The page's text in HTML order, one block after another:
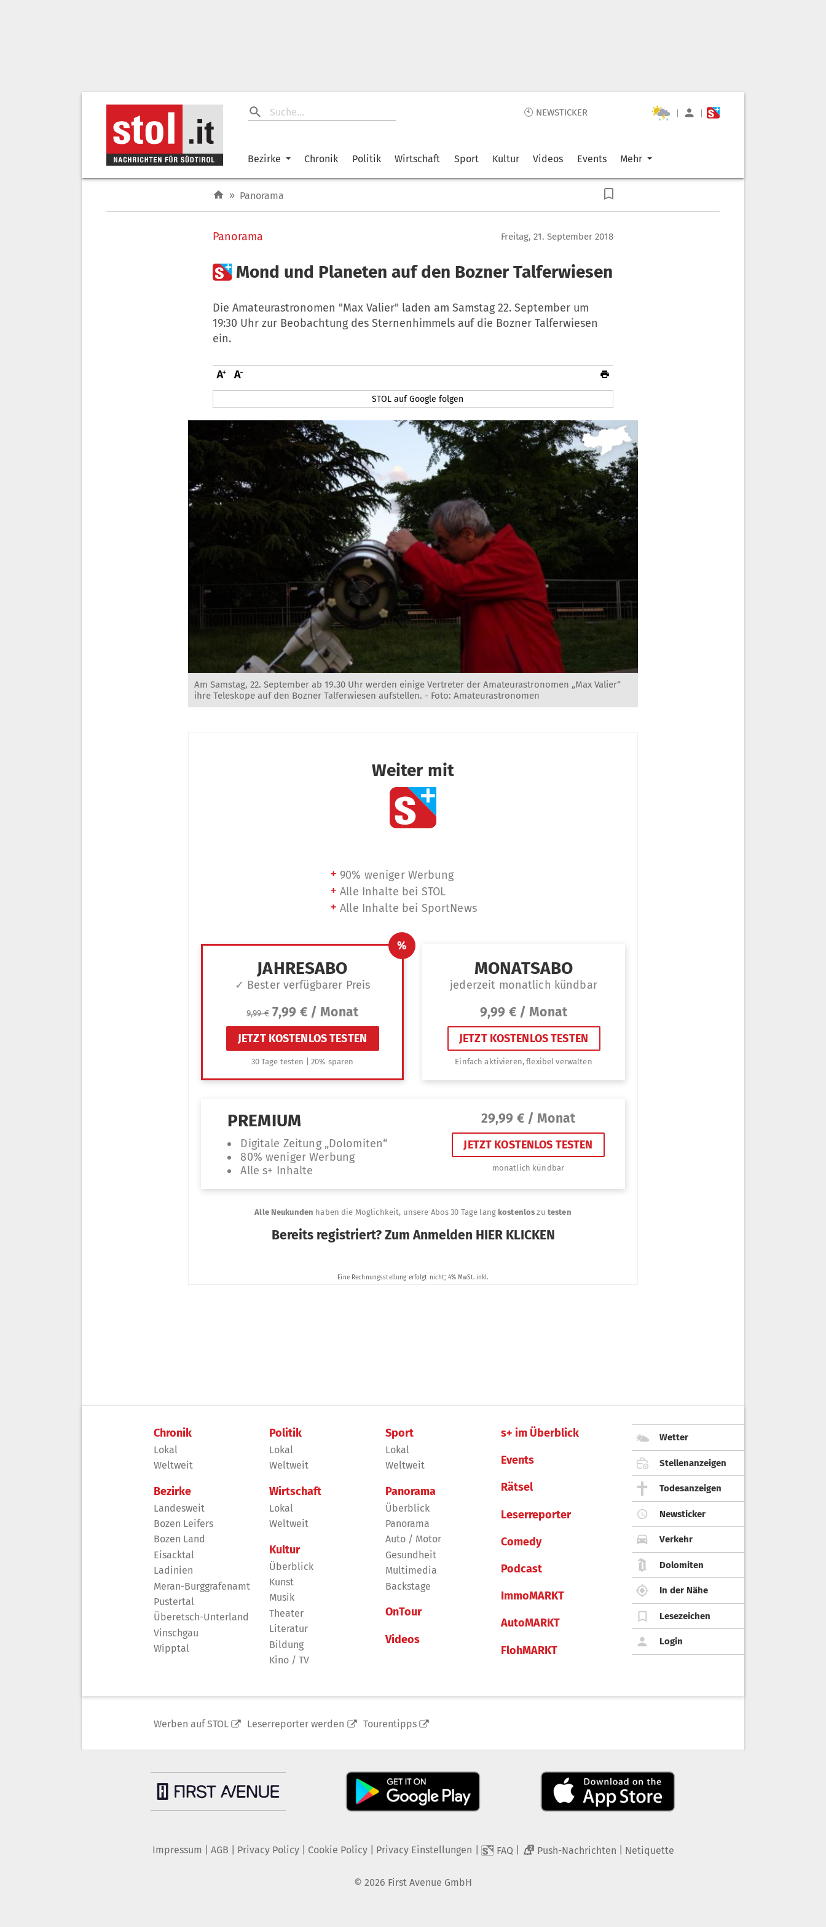
🕙 NEWSTICKER | |
Bezirke Chronik Politik Wirtschaft Sport Kultur Videos Events Mehr
» Panorama
Panorama Freitag, 21. September 2018
 Mond und Planeten auf den Bozner Talferwiesen
Die Amateurastronomen "Max Valier" laden am Samstag 22. September um
19:30 Uhr zur Beobachtung des Sternenhimmels auf die Bozner Talferwiesen
ein.
STOL auf Google folgen
Am Samstag, 22. September ab 19.30 Uhr werden einige Vertreter der Amateurastronomen „Max Valier“
ihre Teleskope auf den Bozner Talferwiesen aufstellen. - Foto: Amateurastronomen
Chronik
Lokal
Weltweit
Bezirke
Landesweit
Bozen Leifers
Bozen Land
Eisacktal
Ladinien
Meran-Burggrafenamt
Pustertal
Überetsch-Unterland
Vinschgau
Wipptal
Politik
Lokal
Weltweit
Wirtschaft
Lokal
Weltweit
Kultur
Überblick
Kunst
Musik
Theater
Literatur
Bildung
Kino / TV
Sport
Lokal
Weltweit
Panorama
Überblick
Panorama
Auto / Motor
Gesundheit
Multimedia
Backstage
OnTour
Videos
s+ im Überblick
Events
Rätsel
Leserreporter
Comedy
Podcast
ImmoMARKT
AutoMARKT
FlohMARKT
Wetter
Stellenanzeigen
Todesanzeigen
Newsticker
Verkehr
Dolomiten
In der Nähe
Lesezeichen
Login
Werben auf STOL Leserreporter werden Tourentipps
Impressum AGB Privacy Policy| Cookie Policy| Privacy Einstellungen FAQ 2 Push-Nachrichten Netiquette
© 2026 First Avenue GmbH